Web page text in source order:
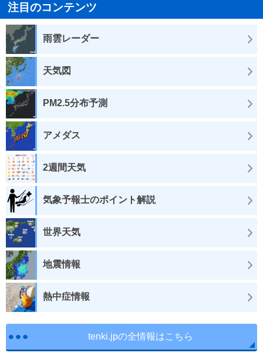
注目のコンテンツ
雨雲レーダー
天気図
PM2.5分布予測
アメダス
2週間天気
気象予報士のポイント解説
世界天気
地震情報
熱中症情報
tenki.jpの全情報はこちら